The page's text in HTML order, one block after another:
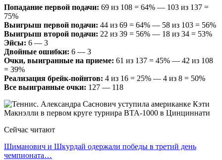
Попадание первой подачи: 69 из 108 = 64% — 103 из 137 =
75%
Выигрыш первой подачи: 44 из 69 = 64% — 58 из 103 = 56%
Выигрыш второй подачи: 22 из 39 = 56% — 18 из 34 = 53%
Эйсы: 6 — 3
Двойные ошибки: 6 — 3
Очки, выигранные на приеме: 61 из 137 = 45% — 42 из 108
= 39%
Реализация брейк-пойнтов: 4 из 16 = 25% — 4 из 8 = 50%
Все выигранные очки: 127 — 118
Сейчас читают
Шиманович и Шкурдай одержали победы в третий день
чемпионата…